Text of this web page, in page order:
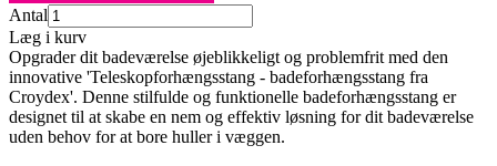
Antal
Læg i kurv
Opgrader dit badeværelse øjeblikkeligt og problemfrit med den
innovative 'Teleskopforhængsstang - badeforhængsstang fra
Croydex'. Denne stilfulde og funktionelle badeforhængsstang er
designet til at skabe en nem og effektiv løsning for dit badeværelse
uden behov for at bore huller i væggen.